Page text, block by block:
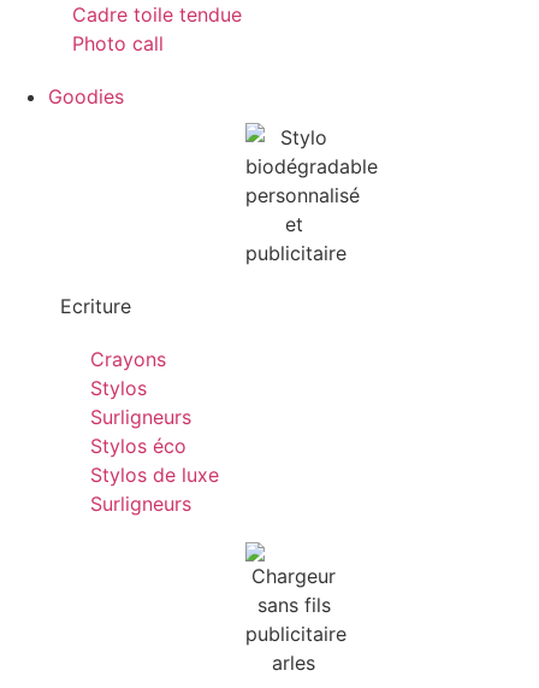
Cadre toile tendue
Photo call
Goodies
Ecriture
Crayons
Stylos
Surligneurs
Stylos éco
Stylos de luxe
Surligneurs